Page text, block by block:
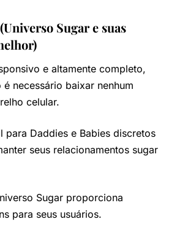
Sugar e suas
e altamente completo,
é necessário baixar nenhum
celular.
para Daddies e Babies discretos
seus relacionamentos sugar
Sugar proporciona
para seus usuários.